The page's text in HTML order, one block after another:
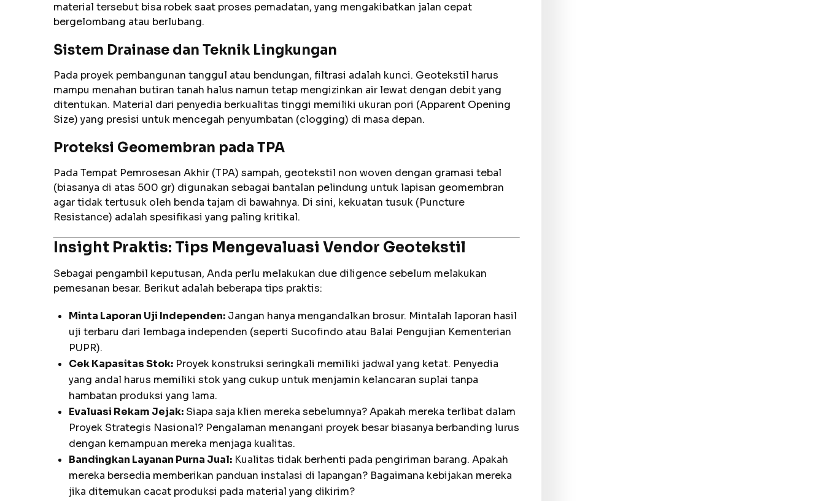
material tersebut bisa robek saat proses pemadatan, yang mengakibatkan jalan cepat
bergelombang atau berlubang.
Sistem Drainase dan Teknik Lingkungan
Pada proyek pembangunan tanggul atau bendungan, filtrasi adalah kunci. Geotekstil harus
mampu menahan butiran tanah halus namun tetap mengizinkan air lewat dengan debit yang
ditentukan. Material dari penyedia berkualitas tinggi memiliki ukuran pori (Apparent Opening
Size) yang presisi untuk mencegah penyumbatan (clogging) di masa depan.
Proteksi Geomembran pada TPA
Pada Tempat Pemrosesan Akhir (TPA) sampah, geotekstil non woven dengan gramasi tebal
(biasanya di atas 500 gr) digunakan sebagai bantalan pelindung untuk lapisan geomembran
agar tidak tertusuk oleh benda tajam di bawahnya. Di sini, kekuatan tusuk (Puncture
Resistance) adalah spesifikasi yang paling kritikal.
Insight Praktis: Tips Mengevaluasi Vendor Geotekstil
Sebagai pengambil keputusan, Anda perlu melakukan due diligence sebelum melakukan
pemesanan besar. Berikut adalah beberapa tips praktis:
Minta Laporan Uji Independen: Jangan hanya mengandalkan brosur. Mintalah laporan hasil
uji terbaru dari lembaga independen (seperti Sucofindo atau Balai Pengujian Kementerian
PUPR).
Cek Kapasitas Stok: Proyek konstruksi seringkali memiliki jadwal yang ketat. Penyedia
yang andal harus memiliki stok yang cukup untuk menjamin kelancaran suplai tanpa
hambatan produksi yang lama.
Evaluasi Rekam Jejak: Siapa saja klien mereka sebelumnya? Apakah mereka terlibat dalam
Proyek Strategis Nasional? Pengalaman menangani proyek besar biasanya berbanding lurus
dengan kemampuan mereka menjaga kualitas.
Bandingkan Layanan Purna Jual: Kualitas tidak berhenti pada pengiriman barang. Apakah
mereka bersedia memberikan panduan instalasi di lapangan? Bagaimana kebijakan mereka
jika ditemukan cacat produksi pada material yang dikirim?